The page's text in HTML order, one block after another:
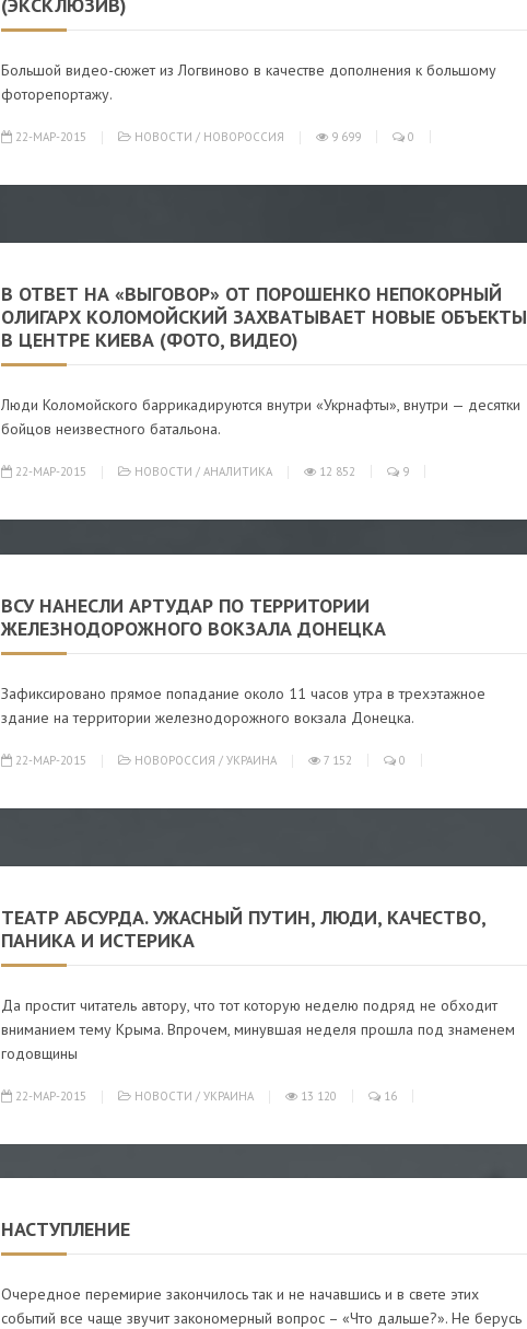
Большой видео-сюжет из Логвиново в качестве дополнения к большому
фоторепортажу.
22-МАР-2015 НОВОСТИ / НОВОРОССИЯ 9 699 0
В ОТВЕТ НА «ВЫГОВОР» ОТ ПОРОШЕНКО НЕПОКОРНЫЙ
ОЛИГАРХ КОЛОМОЙСКИЙ ЗАХВАТЫВАЕТ НОВЫЕ ОБЪЕКТЫ
В ЦЕНТРЕ КИЕВА (ФОТО, ВИДЕО)
Люди Коломойского баррикадируются внутри «Укрнафты», внутри — десятки
бойцов неизвестного батальона.
22-МАР-2015 НОВОСТИ / АНАЛИТИКА 12 852 9
ВСУ НАНЕСЛИ АРТУДАР ПО ТЕРРИТОРИИ
ЖЕЛЕЗНОДОРОЖНОГО ВОКЗАЛА ДОНЕЦКА
Зафиксировано прямое попадание около 11 часов утра в трехэтажное
здание на территории железнодорожного вокзала Донецка.
22-МАР-2015 НОВОРОССИЯ / УКРАИНА 7 152 0
ТЕАТР АБСУРДА. УЖАСНЫЙ ПУТИН, ЛЮДИ, КАЧЕСТВО,
ПАНИКА И ИСТЕРИКА
Да простит читатель автору, что тот которую неделю подряд не обходит
вниманием тему Крыма. Впрочем, минувшая неделя прошла под знаменем
годовщины
22-МАР-2015 НОВОСТИ / УКРАИНА 13 120 16
НАСТУПЛЕНИЕ
Очередное перемирие закончилось так и не начавшись и в свете этих
событий все чаще звучит закономерный вопрос – «Что дальше?». Не берусь